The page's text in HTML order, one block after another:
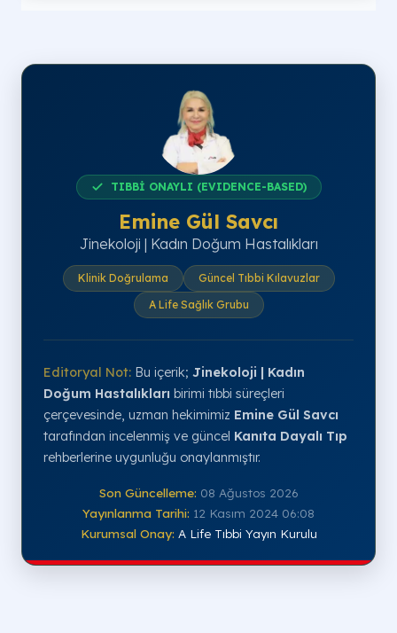
İlk Doğum (Ortalama)
TIBBİ ONAYLI (EVIDENCE-BASED)
Emine Gül Savcı
Jinekoloji | Kadın Doğum Hastalıkları
Klinik Doğrulama
Güncel Tıbbi Kılavuzlar
A Life Sağlık Grubu
Editoryal Not: Bu içerik; Jinekoloji | Kadın
Doğum Hastalıkları birimi tıbbi süreçleri
çerçevesinde, uzman hekimimiz Emine Gül Savcı
tarafından incelenmiş ve güncel Kanıta Dayalı Tıp
rehberlerine uygunluğu onaylanmıştır.
Son Güncelleme: 08 Ağustos 2026
Yayınlanma Tarihi: 12 Kasım 2024 06:08
Kurumsal Onay: A Life Tıbbi Yayın Kurulu